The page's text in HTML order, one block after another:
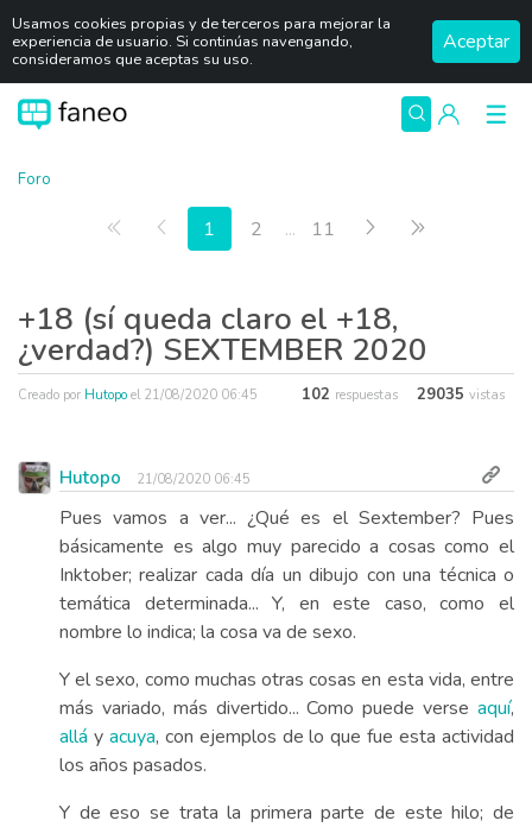
Usamos cookies propias y de terceros para mejorar la
experiencia de usuario. Si continúas navengando,
consideramos que aceptas su uso.
Aceptar
Foro
Primera página
Anterior
1 2 ... 11 Siguiente
+18 (sí queda claro el +18,
¿verdad?) SEXTEMBER 2020
Creado por Hutopo el 21/08/2020 06:45 102 respuestas 29035 vistas
Hutopo 21/08/2020 06:45
Pues vamos a ver... ¿Qué es el Sextember? Pues
básicamente es algo muy parecido a cosas como el
Inktober; realizar cada día un dibujo con una técnica o
temática determinada... Y, en este caso, como el
nombre lo indica; la cosa va de sexo.
Y el sexo, como muchas otras cosas en esta vida, entre
más variado, más divertido... Como puede verse aquí,
allá y acuya, con ejemplos de lo que fue esta actividad
los años pasados.
Y de eso se trata la primera parte de este hilo; de